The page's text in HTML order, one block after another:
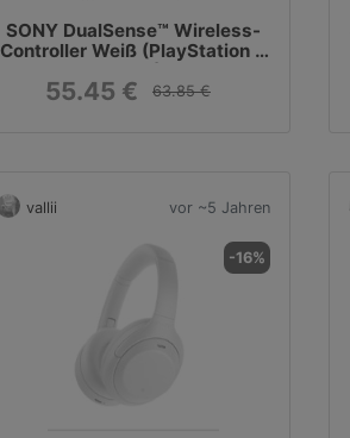
SONY DualSense™ Wireless-
Controller Weiß (PlayStation 5
- PS5)
55.45 € 63.85 €
vallii vor ~5 Jahren
-16%